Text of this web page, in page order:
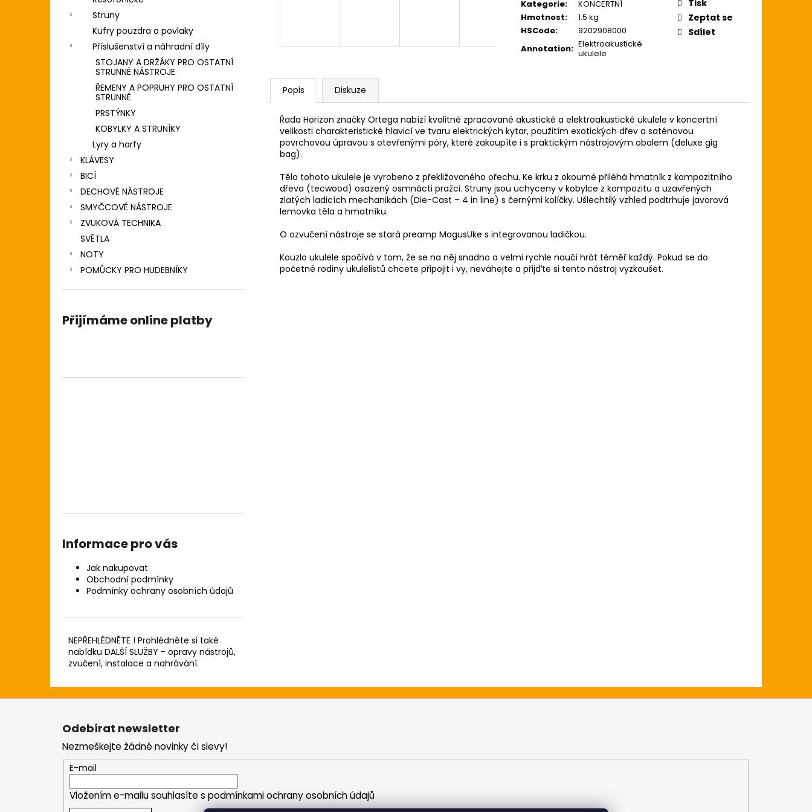
Struny
Kufry pouzdra a povlaky
Příslušenství a náhradní díly
STOJANY A DRŽÁKY PRO OSTATNÍ
STRUNNÉ NÁSTROJE
ŘEMENY A POPRUHY PRO OSTATNÍ
STRUNNÉ
PRSTÝNKY
KOBYLKY A STRUNÍKY
Lyry a harfy
KLÁVESY
BICÍ
DECHOVÉ NÁSTROJE
SMYČCOVÉ NÁSTROJE
ZVUKOVÁ TECHNIKA
SVĚTLA
NOTY
POMŮCKY PRO HUDEBNÍKY
Přijímáme online platby
Informace pro vás
Jak nakupovat
Obchodní podmínky
Podmínky ochrany osobních údajů
NEPŘEHLÉDNĚTE ! Prohlédněte si také
nabídku DALŠÍ SLUŽBY - opravy nástrojů,
zvučení, instalace a nahrávání.
Kategorie:
KONCERTNÍ
Hmotnost:
1.5 kg
HSCode:
9202908000
Annotation: Elektroakustické
ukulele
Tisk
Zeptat se
Sdílet
Popis Diskuze
Řada Horizon značky Ortega nabízí kvalitně zpracované akustické a elektroakustické ukulele v koncertní
velikosti charakteristické hlavicí ve tvaru elektrických kytar, použitím exotických dřev a saténovou
povrchovou úpravou s otevřenými póry, které zakoupíte i s praktickým nástrojovým obalem (deluxe gig
bag).
Tělo tohoto ukulele je vyrobeno z překližovaného ořechu. Ke krku z okoumé přiléhá hmatník z kompozitního
dřeva (tecwood) osazený osmnácti pražci. Struny jsou uchyceny v kobylce z kompozitu a uzavřených
zlatých ladicích mechanikách (Die-Cast – 4 in line) s černými kolíčky. Ušlechtilý vzhled podtrhuje javorová
lemovka těla a hmatníku.
O ozvučení nástroje se stará preamp MagusUke s integrovanou ladičkou.
Kouzlo ukulele spočívá v tom, že se na něj snadno a velmi rychle naučí hrát téměř každý. Pokud se do
početné rodiny ukulelistů chcete připojit i vy, neváhejte a přijďte si tento nástroj vyzkoušet.
8 690 Kč
STRUNY PRO AKUSTICKOU KYTARU
Odebírat newsletter
Nezmeškejte žádné novinky či slevy!
E-mail
Vložením e-mailu souhlasíte spodmínkami ochrany osobních údajů